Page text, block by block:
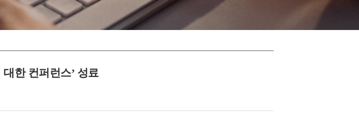
한 컨퍼런스’ 성료